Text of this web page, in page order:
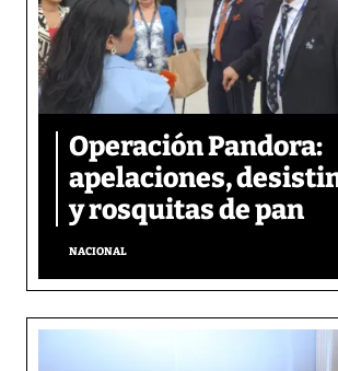
Operación Pandora:
apelaciones,
y rosquitas de pan
NACIONAL